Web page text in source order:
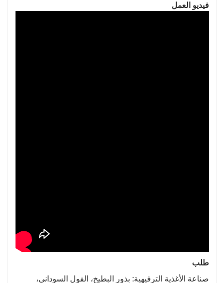
فيديو العمل
طلب
صناعة الأغذية الترفيهية: بذور البطيخ، الفول السوداني،